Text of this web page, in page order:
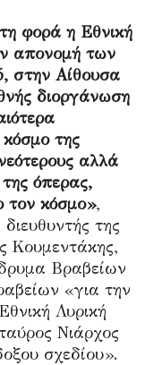
φορά η Εθνική
απονομή των
στην Αίθουσα
διοργάνωση
της
αλλά
της όπερας,
τον κόσμο»,
της
Κουμεντάκης,
Βραβείων
«για την
Λυρική
Νιάρχος
σχεδίου».